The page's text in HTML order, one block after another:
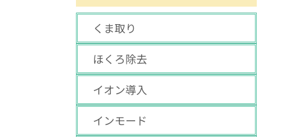
くま取り
ほくろ除去
イオン導入
インモード